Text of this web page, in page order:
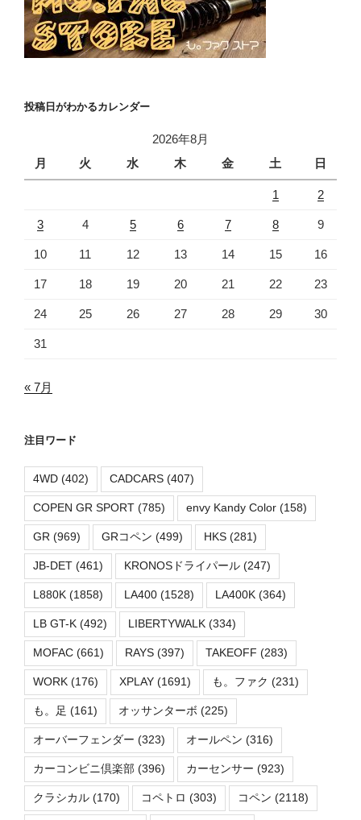
投稿日がわかるカレンダー
2026年8月
月
火 水 木 金 土 日
1 2
3 4 5 6 7 8 9
10 11 12 13 14 15 16
17 18 19 20 21 22 23
24 25 26 27 28 29 30
31
« 7月
注目ワード
4WD (402) CADCARS (407)
COPEN GR SPORT (785) envy Kandy Color (158)
GR (969) GRコペン (499) HKS (281)
JB-DET (461) KRONOSドライパール (247)
L880K (1858) LA400 (1528) LA400K (364)
LB GT-K (492) LIBERTYWALK (334)
MOFAC (661) RAYS (397) TAKEOFF (283)
WORK (176) XPLAY (1691) も。ファク (231)
も。足 (161) オッサンターボ (225)
オーバーフェンダー (323) オールペン (316)
カーコンビニ倶楽部 (396) カーセンサー (923)
クラシカル (170) コペトロ (303) コペン (2118)